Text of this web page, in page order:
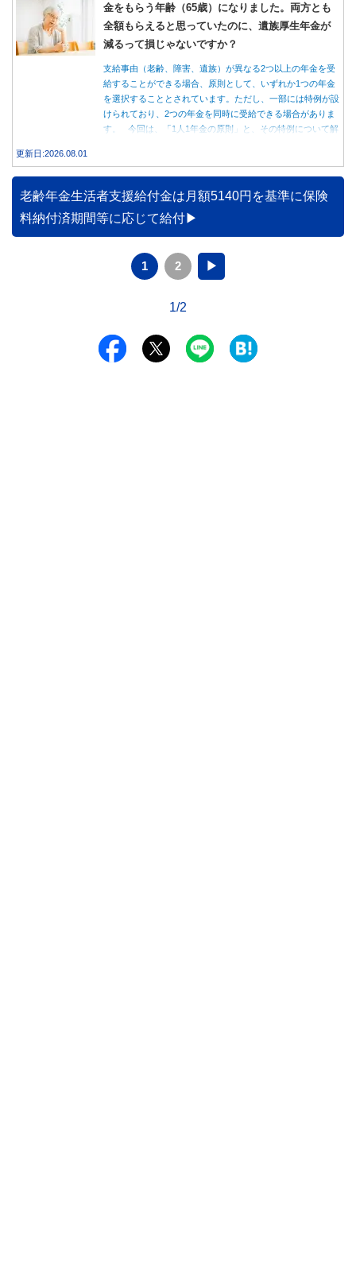
金をもらう年齢（65歳）になりました。両方とも
全額もらえると思っていたのに、遺族厚生年金が
減るって損じゃないですか？
支給事由（老齢、障害、遺族）が異なる2つ以上の年金を受
給することができる場合、原則として、いずれか1つの年金
を選択することとされています。ただし、一部には特例が設
けられており、2つの年金を同時に受給できる場合がありま
す。 今回は、「1人1年金の原則」と、その特例について解
更新日:2026.08.01
老齢年金生活者支援給付金は月額5140円を基準に保険
料納付済期間等に応じて給付
1 2 ▶
1/2